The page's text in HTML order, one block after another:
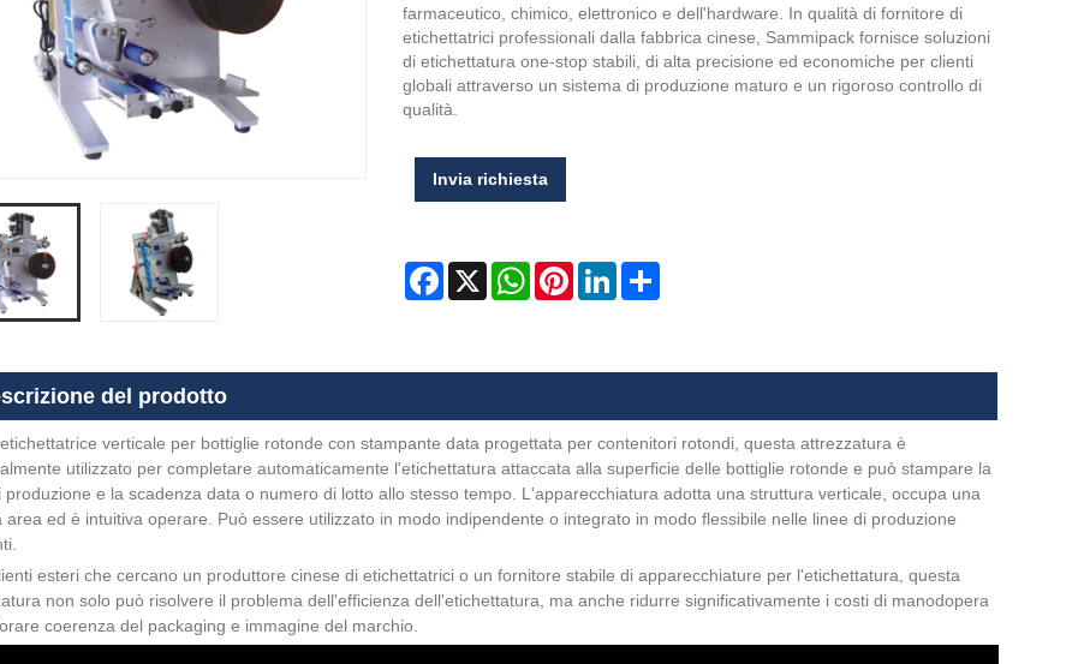
farmaceutico, chimico, elettronico e dell'hardware. In qualità di fornitore di
etichettatrici professionali dalla fabbrica cinese, Sammipack fornisce soluzioni
di etichettatura one-stop stabili, di alta precisione ed economiche per clienti
globali attraverso un sistema di produzione maturo e un rigoroso controllo di
qualità.
Invia richiesta
Facebook
X WhatsAppPinterestLinkedInShare
del prodotto
verticale per bottiglie rotonde con stampante data progettata per contenitori rotondi, questa attrezzatura è
utilizzato per completare automaticamente l'etichettatura attaccata alla superficie delle bottiglie rotonde e può stampare la
produzione e la scadenza data o numero di lotto allo stesso tempo. L'apparecchiatura adotta una struttura verticale, occupa una
area ed è intuitiva operare. Può essere utilizzato in modo indipendente o integrato in modo flessibile nelle linee di produzione
esteri che cercano un produttore cinese di etichettatrici o un fornitore stabile di apparecchiature per l'etichettatura, questa
non solo può risolvere il problema dell'efficienza dell'etichettatura, ma anche ridurre significativamente i costi di manodopera
coerenza del packaging e immagine del marchio.